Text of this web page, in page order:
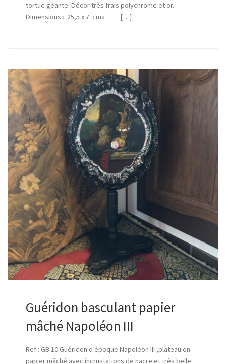
tortue géante. Décor très frais polychrome et or.
Dimensions : 25,5 x 7 cms […]
Guéridon basculant papier
mâché Napoléon III
Ref : GB 10 Guéridon d’époque Napoléon III ,plateau en
papier mâché avec incrustations de nacre et très belle